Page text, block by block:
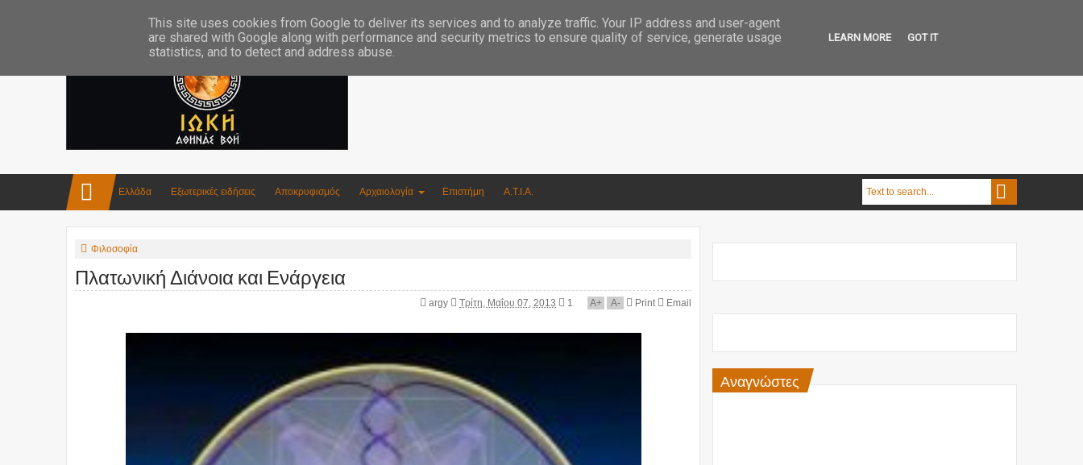
Ελλάδα Εξωτερικές ειδήσεις Αποκρυφισμός Αρχαιολογία Επιστήμη Α.Τ.Ι.Α.
Φιλοσοφία
Πλατωνική Διάνοια και Ενάργεια
argy Τρίτη, Μαΐου 07, 2013 1 A+ A- Print Email
Αναγνώστες
This site uses cookies from Google to deliver its services and to analyze traffic. Your IP address and user-agent
are shared with Google along with performance and security metrics to ensure quality of service, generate usage
statistics, and to detect and address abuse.
LEARN MORE GOT IT